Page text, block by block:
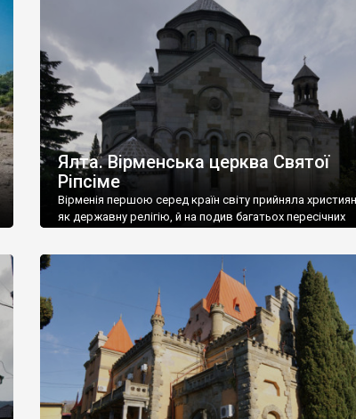
називаються «повстяками» (postaki)…” “Вино. Крим
виробляє відмінне вино і його вдосталь: воно все
легке біле і дуже […]
Ялта. Вірменська церква Святої
Ріпсіме
Вірменія першою серед країн світу прийняла
як державну релігію, й на подив багатьох пересічних